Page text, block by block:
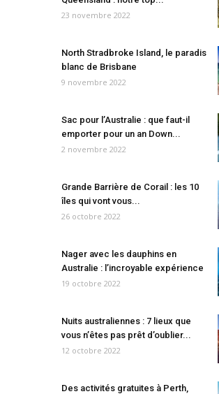
23 novembre 2022
North Stradbroke Island, le paradis
blanc de Brisbane
9 novembre 2022
Sac pour l’Australie : que faut-il
emporter pour un an Down...
2 novembre 2022
Grande Barrière de Corail : les 10
îles qui vont vous...
26 octobre 2022
Nager avec les dauphins en
Australie : l’incroyable expérience
19 octobre 2022
Nuits australiennes : 7 lieux que
vous n’êtes pas prêt d’oublier...
12 octobre 2022
Des activités gratuites à Perth,